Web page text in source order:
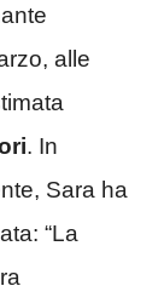
alle
. In
Sara ha
“La